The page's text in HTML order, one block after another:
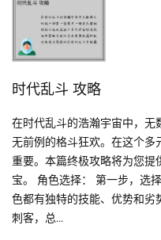
时代乱斗 攻略
在时代乱斗的浩瀚宇宙中，无
无前例的格斗狂欢。在这个多
重要。本篇终极攻略将为您
宝。 角色选择： 第一步，选
色都有独特的技能、优势和劣
刺客，总...